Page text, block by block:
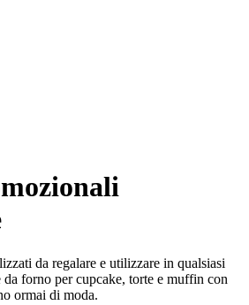
da regalare e utilizzare in qualsiasi
forno per cupcake, torte e muffin con
ormai di moda.